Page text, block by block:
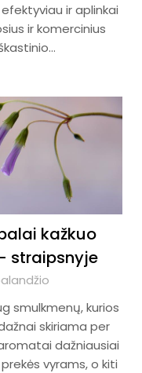
ir aplinkai
ir komercinius
kažkuo
straipsnyje
smulkmenų, kurios
skiriama per
dažniausiai
vyrams, o kiti